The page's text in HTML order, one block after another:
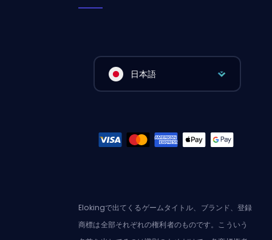
日本語
Elokingで出てくるゲームタイトル、ブランド、登録
商標は全部それぞれの権利者のものです。こういう